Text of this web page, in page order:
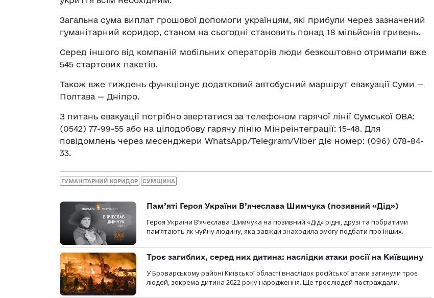
Загальна сума виплат грошової допомоги українцям, які прибули через зазначений
гуманітарний коридор, станом на сьогодні становить понад 18 мільйонів гривень.
Серед іншого від компаній мобільних операторів люди безкоштовно отримали вже
545 стартових пакетів.
Також вже тиждень функціонує додатковий автобусний маршрут евакуації Суми —
Полтава — Дніпро.
З питань евакуації потрібно звертатися за телефоном гарячої лінії Сумської ОВА:
(0542) 77-99-55 або на цілодобову гарячу лінію Мінреінтеграції: 15-48. Для
повідомлень через месенджери WhatsApp/Telegram/Viber діє номер: (096) 078-84-
33.
ГУМАНІТАРНИЙ КОРИДОР СУМЩИНА
Пам’яті Героя України В’ячеслава Шимчука (позивний «Дід»)
Героя України В’ячеслава Шимчука на позивний «Дід» рідні, друзі та побратими
пам’ятають як чуйну людину, яка завжди знаходила змогу подбати про інших.
Троє загиблих, серед них дитина: наслідки атаки росії на Київщину
У Броварському районі Київської області внаслідок російської атаки загинули троє
людей, зокрема дитина 2022 року народження. Ще троє людей постраждали.